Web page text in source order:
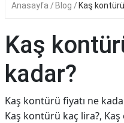
Anasayfa Blog Kaş
Kaş
kadar?
Kaş kontürü fiyatı ne
Kaş kontürü kaç lira?,